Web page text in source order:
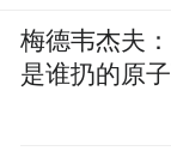
梅德韦杰夫
是谁扔的原